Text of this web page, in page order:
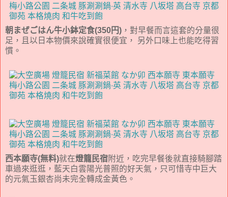
朝まぜごはん牛小鉢定食(350円) ，對早餐而言這套的分量很
足，且以日本物價來說確實很便宜， 另外口味上也能吃得習
慣。
西本願寺(無料)就在燈籠民宿附近，吃完早餐後就直接騎腳踏
車過來逛逛，藍天白雲陽光普照的好天氣，只可惜寺中巨大
的元氣玉銀杏尚未完全轉成金黃色。